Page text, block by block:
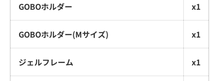
GOBOホルダー x1
GOBOホルダー(Mサイズ) x1
ジェルフレーム x1